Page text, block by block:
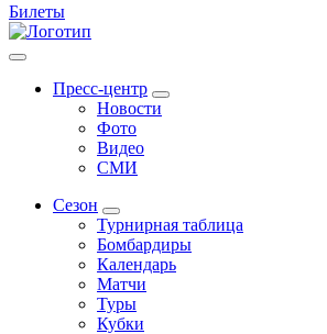
Билеты
Пресс-центр
Новости
Фото
Видео
СМИ
Сезон
Турнирная таблица
Бомбардиры
Календарь
Матчи
Туры
Кубки